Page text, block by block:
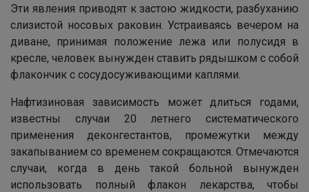
Эти явления приводят к застою жидкости, разбуханию
слизистой носовых раковин. Устраиваясь вечером на
диване, принимая положение лежа или полусидя в
кресле, человек вынужден ставить рядышком с собой
флакончик с сосудосуживающими каплями.
Нафтизиновая зависимость может длиться годами,
известны случаи 20 летнего систематического
применения деконгестантов, промежутки между
закапыванием со временем сокращаются. Отмечаются
случаи, когда в день такой больной вынужден
использовать полный флакон лекарства, чтобы